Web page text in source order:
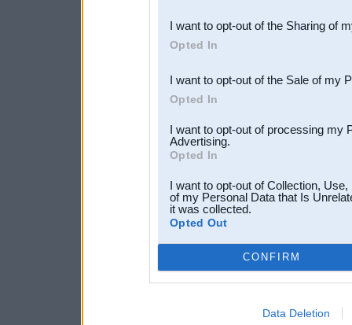
Downstream Participants
third parties.
I want to opt-out of the Sharing of
Opted In
I want to opt-out of the Sale of my
Opted In
I want to opt-out of processing my
Advertising.
Opted In
I want to opt-out of Collection,
of my Personal Data that Is
it was collected.
Opted Out
CONFIRM
Data Deletion